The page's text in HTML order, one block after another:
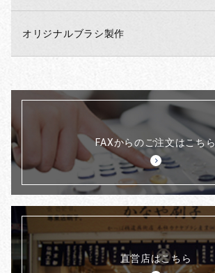
オリジナルブラシ製作
FAXからのご注文はこちら
直営店はこちら